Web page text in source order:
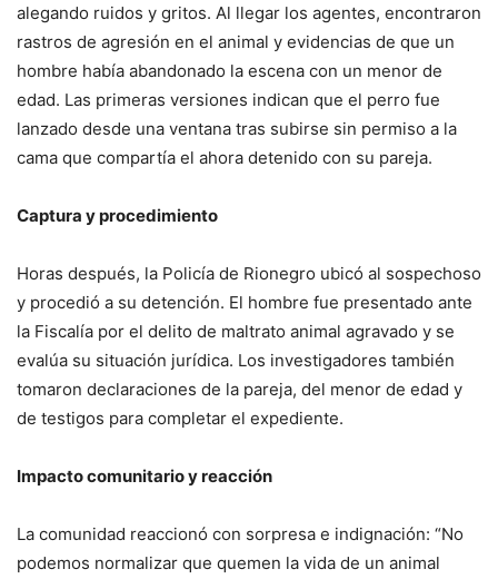
alegando ruidos y gritos. Al llegar los agentes, encontraron
rastros de agresión en el animal y evidencias de que un
hombre había abandonado la escena con un menor de
edad. Las primeras versiones indican que el perro fue
lanzado desde una ventana tras subirse sin permiso a la
cama que compartía el ahora detenido con su pareja.
Captura y procedimiento
Horas después, la Policía de Rionegro ubicó al sospechoso
y procedió a su detención. El hombre fue presentado ante
la Fiscalía por el delito de maltrato animal agravado y se
evalúa su situación jurídica. Los investigadores también
tomaron declaraciones de la pareja, del menor de edad y
de testigos para completar el expediente.
Impacto comunitario y reacción
La comunidad reaccionó con sorpresa e indignación: “No
podemos normalizar que quemen la vida de un animal